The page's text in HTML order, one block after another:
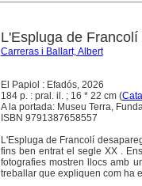
L'Espluga de
Carreras i Ballart, Albert
El Papiol : Efadós, 2026
184 p. : pral. il. ; 16 * 22 cm (
A la portada: Museu Terra,
ISBN 9791387658557
L'Espluga de Francolí
fins ben entrat el segle XX .
fotografies mostren llocs amb
treballar que expliquen com ha